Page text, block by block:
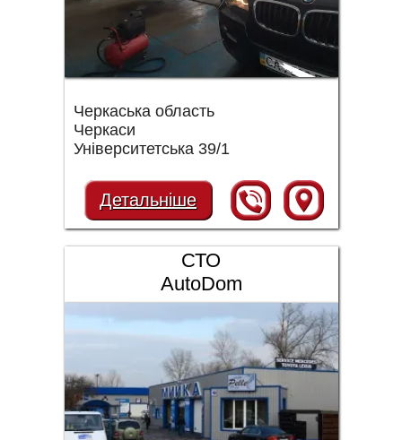
Черкаська область
Черкаси
Університетська 39/1
Детальніше
СТО
AutoDom